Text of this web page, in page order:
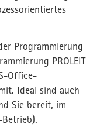
Programmierung
PROLEIT
Office-
Ideal sind auch
Sie bereit, im